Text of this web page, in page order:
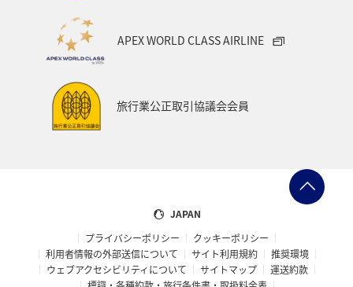
APEX WORLD CLASS AIRLINE
旅行業公正取引協議会会員
JAPAN
プライバシーポリシー
クッキーポリシー
利用者情報の外部送信について
サイト利用規約
推奨環境
ウェブアクセシビリティについて
サイトマップ
運送約款